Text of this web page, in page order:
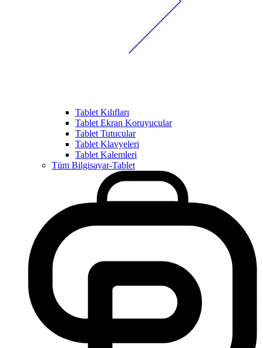
Tablet Kılıfları
Tablet Ekran Koruyucular
Tablet Tutucular
Tablet Klavyeleri
Tablet Kalemleri
Tüm Bilgisayar-Tablet